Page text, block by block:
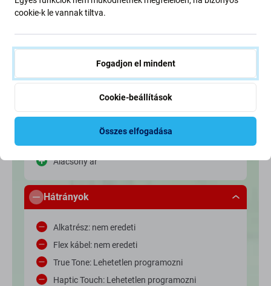
Alacsony ár
Az eredeti kijelzőhöz képest
Előnyök
LCD technológia használata
Alacsony ár
Hátrányok
Alkatrész: nem eredeti
Flex kábel: nem eredeti
True Tone: Lehetetlen programozni
Haptic Touch: Lehetetlen programozni
cookie-k le vannak tiltva.
Fogadjon el mindent
Cookie-beállítások
Összes elfogadása